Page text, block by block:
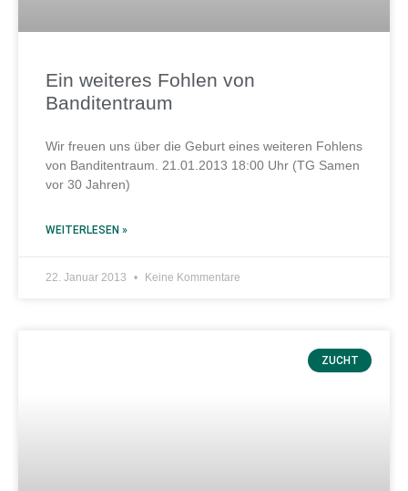
Ein weiteres Fohlen von
Banditentraum
Wir freuen uns über die Geburt eines weiteren Fohlens
von Banditentraum. 21.01.2013 18:00 Uhr (TG Samen
vor 30 Jahren)
WEITERLESEN »
22. Januar 2013 Keine Kommentare
ZUCHT